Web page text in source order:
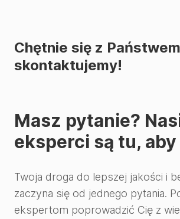
Chętnie się z Państwem
skontaktujemy!
Masz pytanie?
eksperci są tu,
Twoja droga do lepszej jakości i
zaczyna się od jednego pytania.
ekspertom poprowadzić Cię z